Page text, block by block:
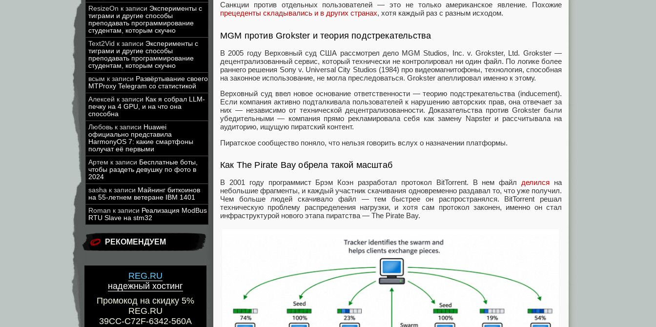
ResizeOn к записи Эксперименты с
тиграми и другие способы
преподавать программирование
студентам, которым скучно
Text2Vid к записи Эксперименты с
тиграми и другие способы
преподавать программирование
студентам, которым скучно
всым к записи Развёртывание своего
MTProxy Telegram со статистикой
Алексей к записи Как я собрал LLM-
печку на 4 GPU, и на что она
способна
Любовь к записи Huawei
официально представила
HarmonyOS 7: какие смартфоны
получат её первыми
Артем к записи Бесплатные боты,
чтобы раздеть девушку по фото в
2024
sasha к записи Майнинг биткоинов
на 55-летнем ветеране IBM 1401
Roman к записи Реализация ModBus
RTU Slave на stm32
РЕКОМЕНДУЕМ
REG.RU
надежный хостинг
Промокод на скидку 5%
REG.RU
39CC-C72F-6342-560A
Санкции против отдельных пользователей — это не только американское явление. Похожие
прецеденты складывались и в других странах, хотя каждый раз с разным исходом.
MGM против Grokster и теория подстрекательства
В 2005 году Верховный суд США рассмотрел дело MGM Studios, Inc. v. Grokster, Ltd. Grokster —
децентрализованный сервис, который технически не контролировал ни один файл. По логике более
раннего решения Sony v. Universal City Studios (1984) про видеомагнитофоны, технология, способная
на законное использование, не могла преследоваться. Grokster апеллировал именно к этому.
Верховный суд ввел новое основание ответственности — теорию подстрекательства (inducement).
Если компания активно подталкивала пользователей к нарушению авторских прав, она отвечает за
них — независимо от технической децентрализованности. Доказательства против Grokster были
убедительными — компания прямо рекламировала себя как замену Napster и рассчитывала на
аудиторию, ищущую пиратский контент.
Пиратское сообщество поняло, что нельзя говорить вслух о назначении платформы.
Как The Pirate Bay обрела такой масштаб
В 2001 году программист Брэм Коэн разработал протокол BitTorrent. В нем файл делился на
небольшие фрагменты, и каждый участник скачивания одновременно раздавал то, что уже получил.
Чем больше людей скачивало файл — тем быстрее он распространялся. BitTorrent решал
техническую проблему распределения нагрузки, и хотя сам протокол законен, именно он стал
инфраструктурой нового этапа пиратства — The Pirate Bay.